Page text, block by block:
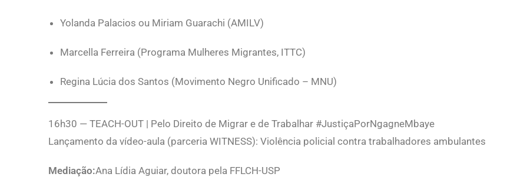
Yolanda Palacios ou Miriam Guarachi (AMILV)
Marcella Ferreira (Programa Mulheres Migrantes, ITTC)
Regina Lúcia dos Santos (Movimento Negro Unificado – MNU)
16h30 — TEACH-OUT | Pelo Direito de Migrar e de Trabalhar #JustiçaPorNgagneMbaye
Lançamento da vídeo-aula (parceria WITNESS): Violência policial contra trabalhadores ambulantes
Mediação:Ana Lídia Aguiar, doutora pela FFLCH-USP